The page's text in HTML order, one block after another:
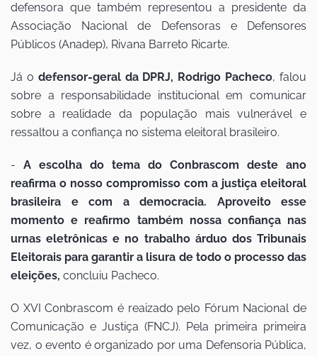
defensora que também representou a presidente da
Associação Nacional de Defensoras e Defensores
Públicos (Anadep), Rivana Barreto Ricarte.
Já o defensor-geral da DPRJ, Rodrigo Pacheco, falou
sobre a responsabilidade institucional em comunicar
sobre a realidade da população mais vulnerável e
ressaltou a confiança no sistema eleitoral brasileiro.
- A escolha do tema do Conbrascom deste ano
reafirma o nosso compromisso com a justiça eleitoral
brasileira e com a democracia. Aproveito esse
momento e reafirmo também nossa confiança nas
urnas eletrônicas e no trabalho árduo dos Tribunais
Eleitorais para garantir a lisura de todo o processo das
eleições, concluiu Pacheco.
O XVI Conbrascom é reaizado pelo Fórum Nacional de
Comunicação e Justiça (FNCJ). Pela primeira primeira
vez, o evento é organizado por uma Defensoria Pública,